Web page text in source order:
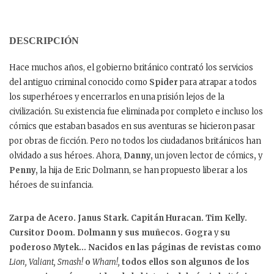
DESCRIPCIÓN
Hace muchos años, el gobierno británico contrató los servicios
del antiguo criminal conocido como Spiderpara atrapar a todos
los superhéroes y encerrarlos en una prisión lejos de la
civilización. Su existencia fue eliminada por completo e incluso los
cómics que estaban basados en sus aventuras se hicieron pasar
por obras de ficción. Pero no todos los ciudadanos británicos han
olvidado a sus héroes. Ahora, Danny, un joven lector de cómics, y
Penny, la hija de Eric Dolmann, se han propuesto liberar a los
héroes de su infancia.
Zarpa de Acero. Janus Stark. Capitán Huracan. Tim Kelly.
Cursitor Doom. Dolmanny sus muñecos. Gograysu
poderoso Mytek… Nacidos en las páginas de revistas como
Lion, Valiant, Smash! o Wham!, todos ellos son algunos de los